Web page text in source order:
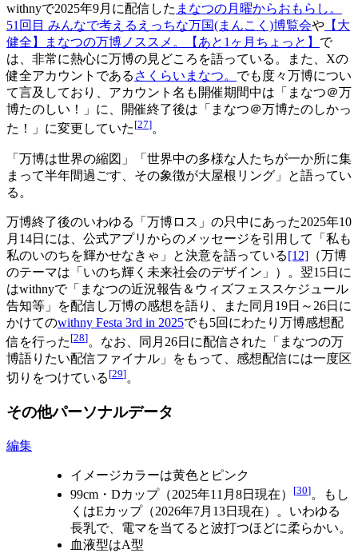
withnyで2025年9月に配信した まなつの月曜からおもらし。
51回目 みんなで考えるえっちな万国(まんこく)博覧会や 【大
健全】まなつの万博ノススメ。【あと1ヶ月ちょっと】 で
は、非常に熱心に万博の見どころを語っている。また、Xの
健全アカウントである さくらいまなつ。 でも度々万博につい
て言及しており、アカウント名も開催期間中は「まなつ＠万
博たのしい！」に、開催終了後は「まなつ＠万博たのしかっ
た！」に変更していた [27]。
「万博は世界の縮図」「世界中の多様な人たちが一か所に集
まって半年間過ごす、その象徴が大屋根リング」と語ってい
る。
万博終了後のいわゆる「万博ロス」の只中にあった2025年10
月14日には、公式アプリからのメッセージを引用して「私も
私のいのちを輝かせなきゃ」と決意を語っている[12] （万博
のテーマは「いのち輝く未来社会のデザイン」）。翌15日に
はwithnyで「まなつの近況報告＆ウィズフェススケジュール
告知等」を配信し万博の感想を語り、また同月19日～26日に
かけてのwithny Festa 3rd in 2025でも5回にわたり万博感想配
信を行った [28]。なお、同月26日に配信された「まなつの万
博語りたい配信ファイナル」をもって、感想配信には一度区
切りをつけている [29]。
その他パーソナルデータ
編集
イメージカラーは黄色とピンク
99cm・Dカップ（2025年11月8日現在）
[30]。もし
くはEカップ（2026年7月13日現在）。いわゆる
長乳で、電マを当てると波打つほどに柔らかい。
血液型はA型